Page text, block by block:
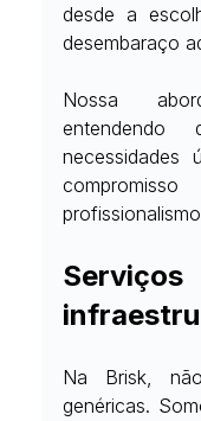
desde a
desembaraço
Nossa
Na Brisk,
genéricas.